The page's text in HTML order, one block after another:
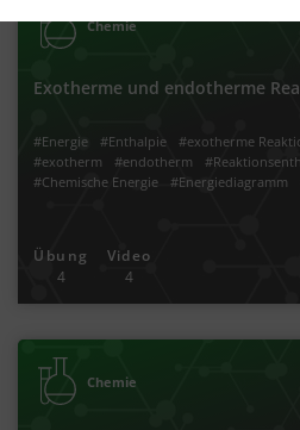
Chemie
Exotherme und endotherme
#Energie #Enthalpie #exotherme
#exotherm
#endotherm
#Chemische Energie
#Energiediagramm
Übung
4
Video
4
Chemie